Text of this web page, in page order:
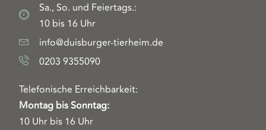
Sa., So. und Feiertags.:
10 bis 16 Uhr
info@duisburger-tierheim.de
0203 9355090
Telefonische Erreichbarkeit:
Montag bis Sonntag:
10 Uhr bis 16 Uhr